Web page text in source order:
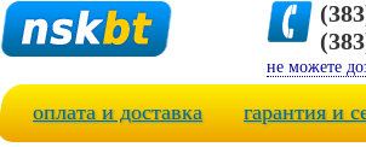
не можете
оплата и доставка гарантия и